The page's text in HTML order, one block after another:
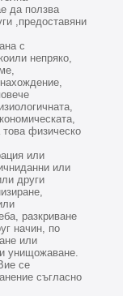
да ползва
,предоставяни
с
непряко,
това физическо
или
или
други
разкриване
начин, по
или
унищожаване.
се
съгласно